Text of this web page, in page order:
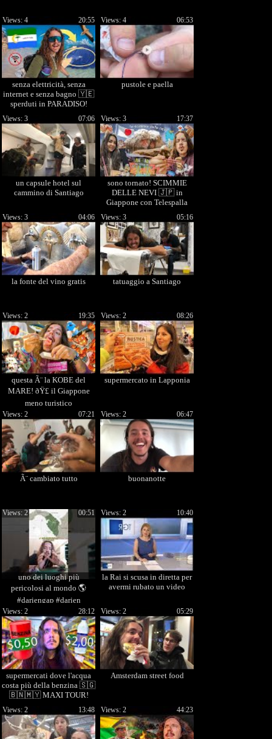
senza elettricità, senza
internet e senza bagno 🇾🇪
sperduti in PARADISO!
20:55
Views: 4
pustole e paella
06:53
Views: 4
un capsule hotel sul
cammino di Santiago
07:06
Views: 3
sono tornato! SCIMMIE
DELLE NEVI 🇯🇵 in
Giappone con Telespalla
17:37
Views: 3
la fonte del vino gratis
04:06
Views: 3
tatuaggio a Santiago
05:16
Views: 3
questa Ã¨ la KOBE del
MARE! ðŸ£ il Giappone
meno turistico
19:35
Views: 2
supermercato in Lapponia
08:26
Views: 2
Ã¨ cambiato tutto
07:21
Views: 2
buonanotte
06:47
Views: 2
uno dei luoghi più
pericolosi al mondo 🌎
#dariengap #darien
#panamericana #america
#panama
00:51
Views: 2
la Rai si scusa in diretta per
avermi rubato un video
10:40
Views: 2
supermercati dove l'acqua
costa più della benzina 🇸🇬
🇧🇳🇲🇾 MAXI TOUR!
28:12
Views: 2
Amsterdam street food
05:29
Views: 2
13:48
Views: 2 44:23
Views: 2